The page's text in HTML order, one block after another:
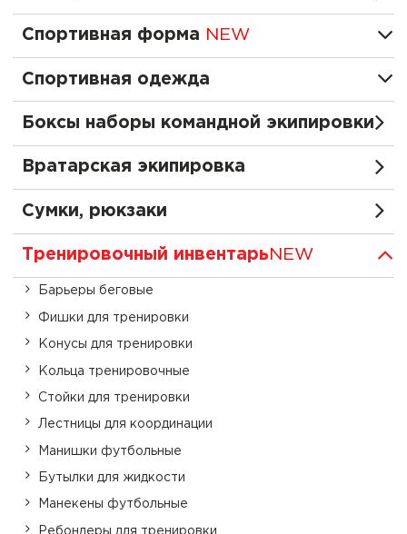
Спортивная форма NEW
Спортивная одежда
Боксы наборы командной экипировки
Вратарская экипировка
Сумки, рюкзаки
Тренировочный инвентарь NEW
Барьеры беговые
Фишки для тренировки
Конусы для тренировки
Кольца тренировочные
Стойки для тренировки
Лестницы для координации
Манишки футбольные
Бутылки для жидкости
Манекены футбольные
Ребондеры для тренировки